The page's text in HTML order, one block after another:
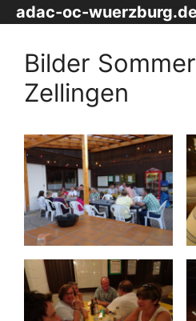
Zum
Inhalt
springen
adac-oc-
Bilder
Zellingen